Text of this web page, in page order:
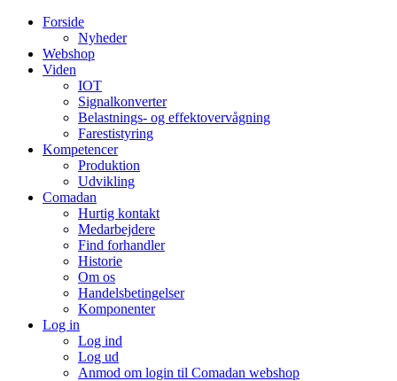
Forside
Nyheder
Webshop
Viden
IOT
Signalkonverter
Belastnings- og effektovervågning
Farestistyring
Kompetencer
Produktion
Udvikling
Comadan
Hurtig kontakt
Medarbejdere
Find forhandler
Historie
Om os
Handelsbetingelser
Komponenter
Log in
Log ind
Log ud
Anmod om login til Comadan webshop